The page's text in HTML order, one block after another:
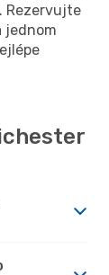
Rezervujte
jednom